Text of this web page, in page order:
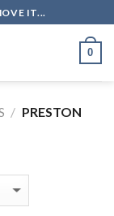
IT...
0
/ PRESTON